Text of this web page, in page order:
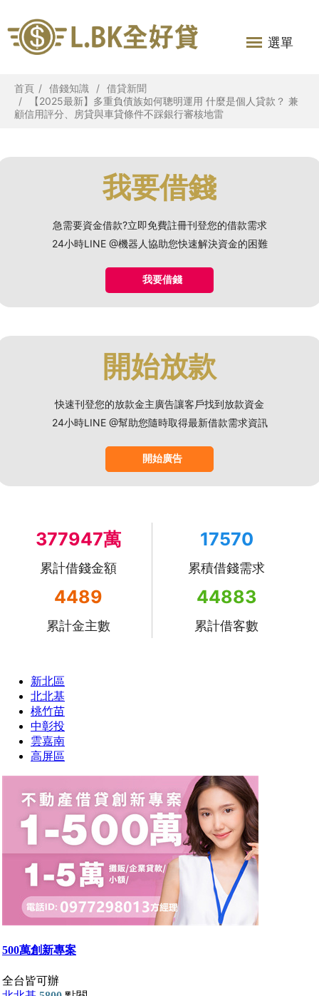
選單
首頁 借錢知識
借貸新聞
【2025最新】多重負債族如何聰明運用 什麼是個人貸款？ 兼
顧信用評分、房貸與車貸條件不踩銀行審核地雷
我要借錢
急需要資金借款?立即免費註冊刊登您的借款需求
24小時LINE @機器人協助您快速解決資金的困難
我要借錢
開始放款
快速刊登您的放款金主廣告讓客戶找到放款資金
24小時LINE @幫助您隨時取得最新借款需求資訊
開始廣告
377947萬
累計借錢金額
17570
累積借錢需求
4489
累計金主數
44883
累計借客數